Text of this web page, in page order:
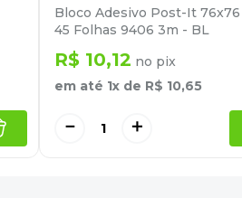
Bloco Adesivo Post-It 76x76
45 Folhas 9406 3m - BL
R$ 10,12 no pix
em até 1x de R$ 10,65
＋
－